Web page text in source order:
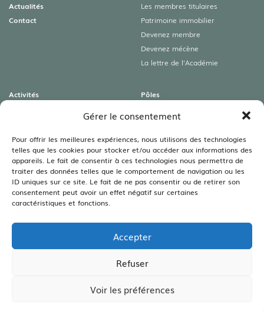
Gérer le consentement
Pour offrir les meilleures expériences, nous utilisons des technologies
telles que les cookies pour stocker et/ou accéder aux informations des
appareils. Le fait de consentir à ces technologies nous permettra de
traiter des données telles que le comportement de navigation ou les
ID uniques sur ce site. Le fait de ne pas consentir ou de retirer son
consentement peut avoir un effet négatif sur certaines
caractéristiques et fonctions.
Accepter
Refuser
Voir les préférences
Actualités
Contact
Les membres titulaires
Patrimoine immobilier
Devenez membre
Devenez mécène
La lettre de l’Académie
Activités
Expositions
Visites guidées
Rencontres autour du livre
Pôles
Art roman & Autres patrimoines
Lamartine
Littéraire
Sciences
Viticulture – Agriculture –
Environnement
Les annales
CRÉATION SITE INTERNET :WWW.IDCOM-LAGENCE.FR
CGV